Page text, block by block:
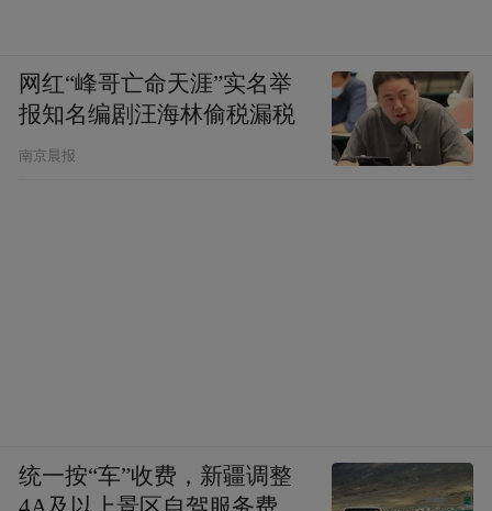
网红“峰哥亡命天涯”实名举
报知名编剧汪海林偷税漏税
南京晨报
统一按“车”收费，新疆调整